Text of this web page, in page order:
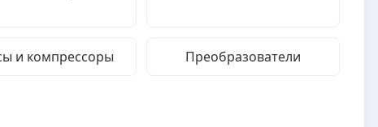
и компрессоры Преобразователи